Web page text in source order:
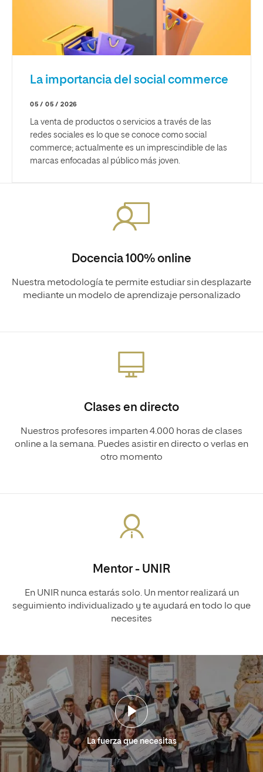
La importancia del social commerce
05 / 05 / 2026
La venta de productos o servicios a través de las
redes sociales es lo que se conoce como social
commerce; actualmente es un imprescindible de las
marcas enfocadas al público más joven.
Docencia 100% online
Nuestra metodología te permite estudiar sin desplazarte
mediante un modelo de aprendizaje personalizado
Clases en directo
Nuestros profesores imparten 4.000 horas de clases
online a la semana. Puedes asistir en directo o verlas en
otro momento
Mentor - UNIR
En UNIR nunca estarás solo. Un mentor realizará un
seguimiento individualizado y te ayudará en todo lo que
necesites
La fuerza que necesitas